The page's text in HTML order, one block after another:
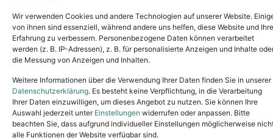
Wir verwenden Cookies und andere Technologien auf unserer Website.
von ihnen sind essenziell, während andere uns helfen, diese Website und Ihre
Erfahrung zu verbessern. Personenbezogene Daten können verarbeitet
werden (z. B. IP-Adressen), z. B. für personalisierte Anzeigen und Inhalte
die Messung von Anzeigen und Inhalten.
Weitere Informationen über die Verwendung Ihrer Daten finden Sie in unserer
Datenschutzerklärung. Es besteht keine Verpflichtung, in die Verarbeitung
Ihrer Daten einzuwilligen, um dieses Angebot zu nutzen. Sie können Ihre
Auswahl jederzeit unter Einstellungen widerrufen oder anpassen. Bitte
beachten Sie, dass aufgrund individueller Einstellungen möglicherweise
alle Funktionen der Website verfügbar sind.
Copyright © 2024. All rights reserved.
Tel.: (02631) 55356buero@tierheim-neuwied.de
Ludwigshof 1, 56567 Neuwied